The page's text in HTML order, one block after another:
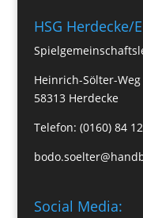
HSG Herdecke/
Heinrich-Sölter-Weg
58313 Herdecke
Telefon: (0160) 84
Social Media: